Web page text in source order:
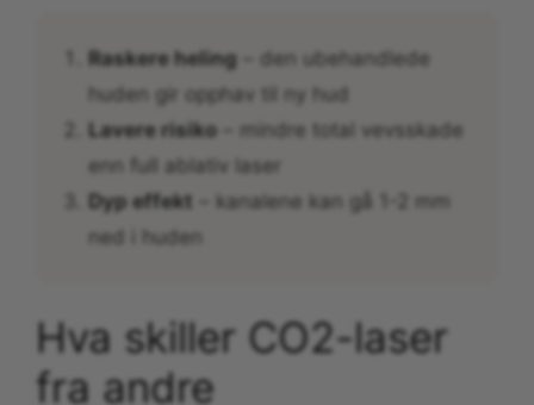
Raskere heling – den ubehandlede
huden gir opphav til ny hud
Lavere risiko – mindre total vevsskade
enn full ablativ laser
Dyp effekt – kanalene kan gå 1-2 mm
ned i huden
Hva skiller CO2-laser
fra andre